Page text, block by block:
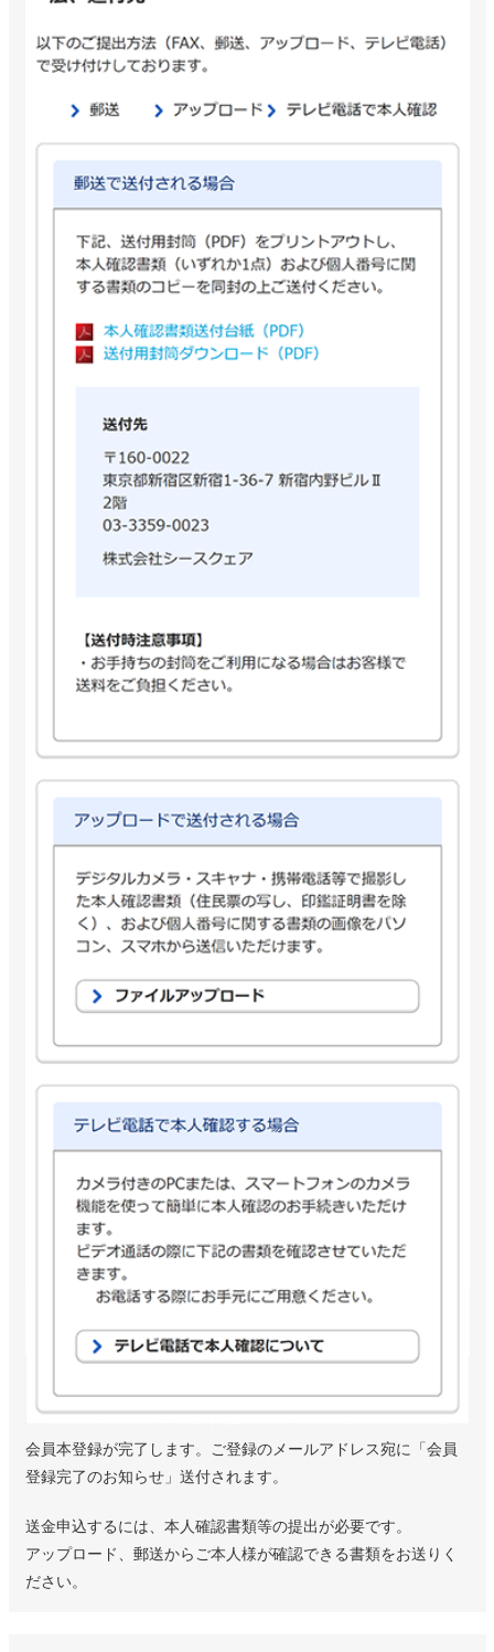
会員本登録が完了します。ご登録のメールアドレス宛に「会員
登録完了のお知らせ」送付されます。
送金申込するには、本人確認書類等の提出が必要です。
アップロード、郵送からご本人様が確認できる書類をお送りく
ださい。